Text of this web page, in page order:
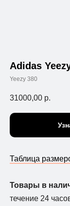
Adidas
Yeezy 380
31000,00 р.
Таблица
Товары в
течение 24